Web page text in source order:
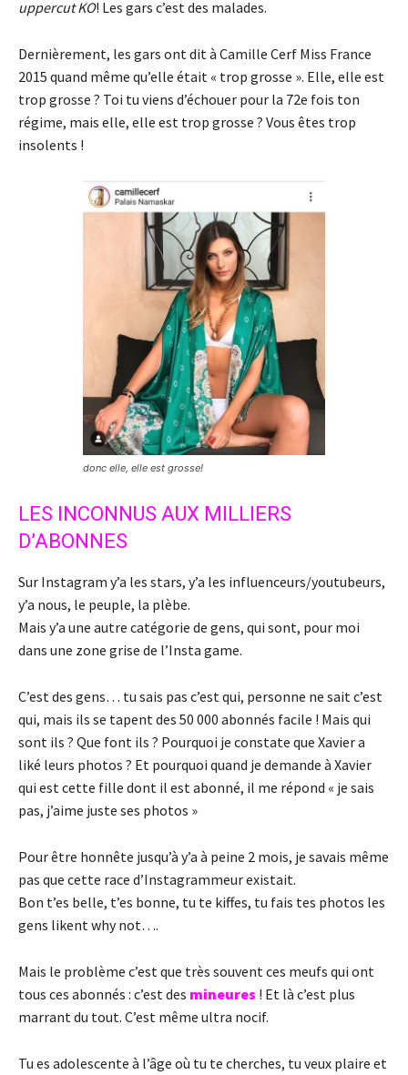
uppercut KO! Les gars c’est des malades.
Dernièrement, les gars ont dit à Camille Cerf Miss France
2015 quand même qu’elle était « trop grosse ». Elle, elle est
trop grosse ? Toi tu viens d’échouer pour la 72e fois ton
régime, mais elle, elle est trop grosse ? Vous êtes trop
insolents !
donc elle, elle est grosse!
LES INCONNUS AUX MILLIERS
D’ABONNES
Sur Instagram y’a les stars, y’a les influenceurs/youtubeurs,
y’a nous, le peuple, la plèbe.
Mais y’a une autre catégorie de gens, qui sont, pour moi
dans une zone grise de l’Insta game.
C’est des gens… tu sais pas c’est qui, personne ne sait c’est
qui, mais ils se tapent des 50 000 abonnés facile ! Mais qui
sont ils ? Que font ils ? Pourquoi je constate que Xavier a
liké leurs photos ? Et pourquoi quand je demande à Xavier
qui est cette fille dont il est abonné, il me répond « je sais
pas, j’aime juste ses photos »
Pour être honnête jusqu’à y’a à peine 2 mois, je savais même
pas que cette race d’Instagrammeur existait.
Bon t’es belle, t’es bonne, tu te kiffes, tu fais tes photos les
gens likent why not….
Mais le problème c’est que très souvent ces meufs qui ont
tous ces abonnés : c’est des mineures ! Et là c’est plus
marrant du tout. C’est même ultra nocif.
Tu es adolescente à l’âge où tu te cherches, tu veux plaire et